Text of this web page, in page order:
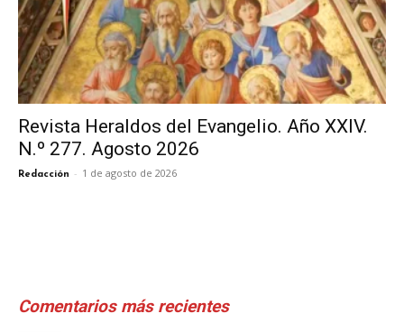
Revista Heraldos del Evangelio. Año XXIV.
N.º 277. Agosto 2026
Redacción - 1 de agosto de 2026
Comentarios más recientes